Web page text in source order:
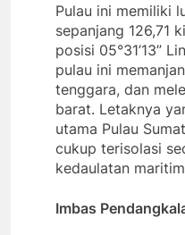
Pulau ini memiliki
sepanjang 126,71
posisi 05°31’13”
pulau ini
tenggara, dan
barat. Letaknya
utama Pulau
cukup terisolasi
kedaulatan
Imbas